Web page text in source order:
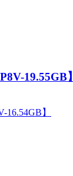
19.55GB】